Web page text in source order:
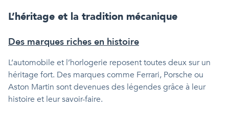
L’héritage et la tradition mécanique
Des marques riches en histoire
L’automobile et l’horlogerie reposent toutes deux sur un
héritage fort. Des marques comme Ferrari, Porsche ou
Aston Martin sont devenues des légendes grâce à leur
histoire et leur savoir-faire.